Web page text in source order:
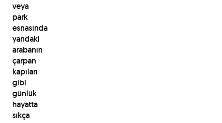
veya
park
esnasında
yandaki
arabanın
çarpan
kapıları
gibi
günlük
hayatta
sıkça